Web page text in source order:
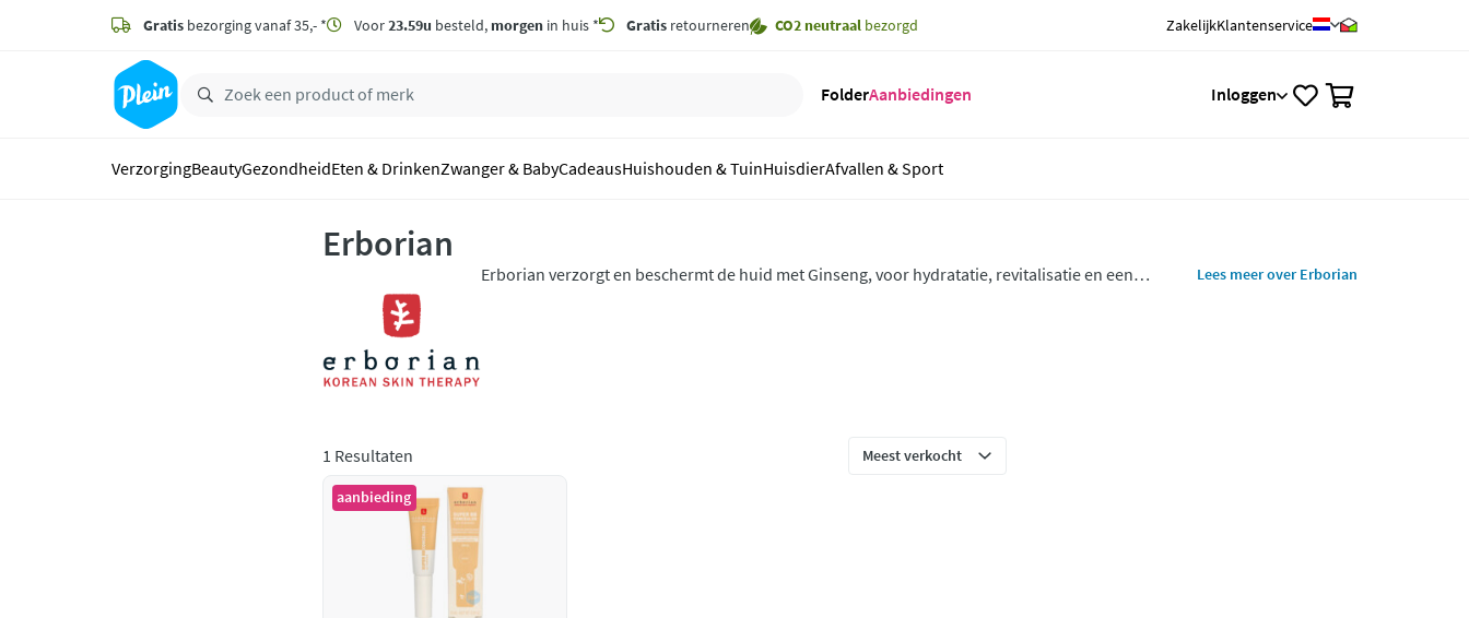
zoeken
hoofdinhoud
Gratis bezorging vanaf 35,- * Voor23.59u besteld, morgen in huis * Gratis retourneren CO2 neutraal bezorgd ZakelijkKlantenservice
FolderAanbiedingen Inloggen
VerzorgingBeautyGezondheidEten & DrinkenZwanger & BabyCadeausHuishouden & TuinHuisdierAfvallen & Sport
Erborian
Erborian verzorgt en beschermt de huid met Ginseng, voor hydratatie, revitalisatie en een
Lees meer over Erborian
1 Resultaten
aanbieding